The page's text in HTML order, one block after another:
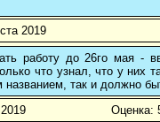
2019
работу до 26го мая -
что узнал, что у них
названием, так и должно
Оценка: